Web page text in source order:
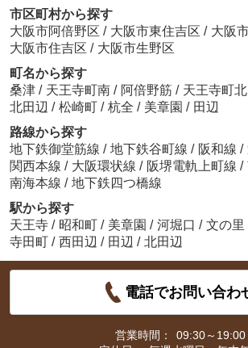
市区町村から探す
大阪市阿倍野区 / 大阪市東住吉区 / 大阪
大阪市住吉区 / 大阪市生野区
町名から探す
桑津 / 天王寺町南 / 阿倍野筋 / 天王寺町北
北田辺 / 松崎町 / 杭全 / 美章園 / 田辺
路線から探す
地下鉄御堂筋線 / 地下鉄谷町線 / 阪和線 /
関西本線 / 大阪環状線 / 阪堺電軌上町線 /
南海本線 / 地下鉄四つ橋線
駅から探す
天王寺 / 昭和町 / 美章園 / 河堀口 / 文の里
寺田町 / 西田辺 / 田辺 / 北田辺
電話でお問い合わ
営業時間：
09:30～19:00